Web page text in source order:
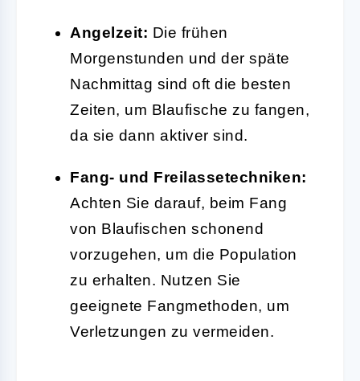
Angelzeit: Die frühen
Morgenstunden und der späte
Nachmittag sind oft die besten
Zeiten, um Blaufische zu fangen,
da sie dann aktiver sind.
Fang- und Freilassetechniken:
Achten Sie darauf, beim Fang
von Blaufischen schonend
vorzugehen, um die Population
zu erhalten. Nutzen Sie
geeignete Fangmethoden, um
Verletzungen zu vermeiden.